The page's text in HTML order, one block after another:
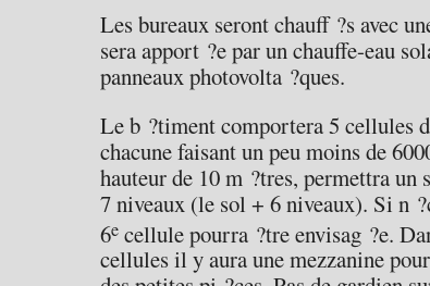
Les bureaux seront chauff ?s avec
sera apport ?e par un chauffe-eau
panneaux photovolta ?ques.
Le b ?timent comportera 5 cellules
chacune faisant un peu moins de
hauteur de 10 m ?tres, permettra un
7 niveaux (le sol + 6 niveaux). Si n
6e cellule pourra ?tre envisag ?e.
cellules il y aura une mezzanine